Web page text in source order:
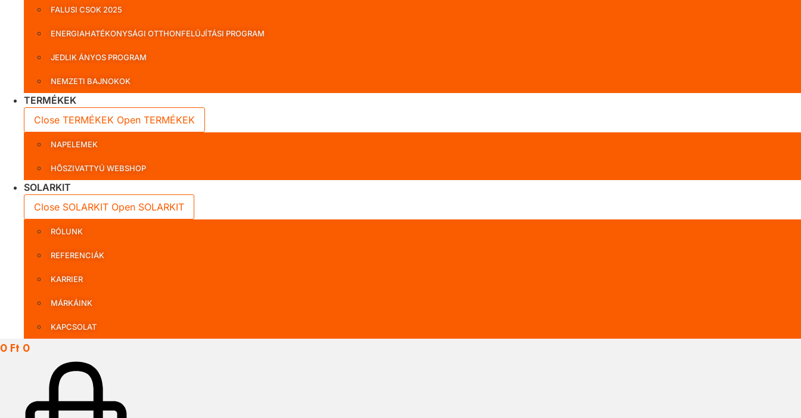
FALUSI CSOK 2025
ENERGIAHATÉKONYSÁGI OTTHONFELÚJÍTÁSI PROGRAM
JEDLIK ÁNYOS PROGRAM
NEMZETI BAJNOKOK
TERMÉKEK
Close TERMÉKEK Open TERMÉKEK
NAPELEMEK
HŐSZIVATTYÚ WEBSHOP
SOLARKIT
Close SOLARKIT Open SOLARKIT
RÓLUNK
REFERENCIÁK
KARRIER
MÁRKÁINK
KAPCSOLAT
0 Ft 0